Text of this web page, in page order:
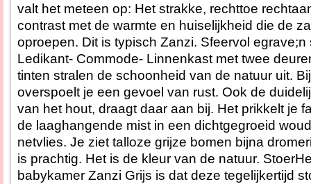
valt het meteen op: Het strakke, rechttoe
contrast met de warmte en huiselijkheid die de
oproepen. Dit is typisch Zanzi. Sfeervol egrave;n
Ledikant- Commode- Linnenkast met twee
tinten stralen de schoonheid van de natuur uit.
overspoelt je een gevoel van rust. Ook de
van het hout, draagt daar aan bij. Het prikkelt je
de laaghangende mist in een dichtgegroeid
netvlies. Je ziet talloze grijze bomen bijna
is prachtig. Het is de kleur van de natuur.
babykamer Zanzi Grijs is dat deze tegelijkertijd